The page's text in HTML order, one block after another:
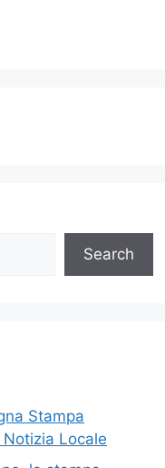
Search
Stampa
Locale